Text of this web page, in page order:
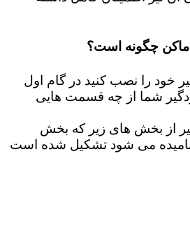
چگونه است؟
خود را نصب کنید در گام اول
شما از چه قسمت هایی
از بخش های زیر که بخش
می شود تشکیل شده است